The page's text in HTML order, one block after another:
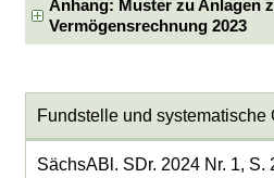
Anhang: Muster zu Anlagen
Vermögensrechnung 2023
Fundstelle und systematische
SächsABl. SDr. 2024 Nr. 1, S.